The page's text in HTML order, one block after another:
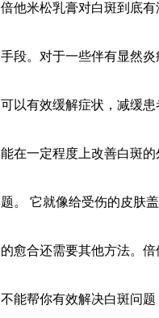
倍他米松乳膏对白斑到底
手段。对于一些伴有显然
可以有效缓解症状，减缓
能在一定程度上改善白斑
题。 它就像给受伤的皮肤
的愈合还需要其他方法。
不能帮你有效解决白斑问题